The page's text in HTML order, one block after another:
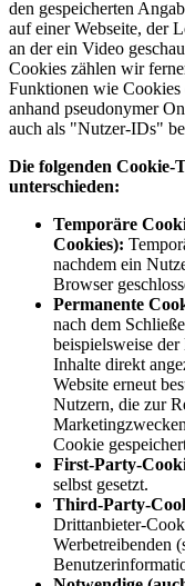
den gespeicherten
auf einer Webseite, der
an der ein Video
Cookies zählen wir
Funktionen wie
anhand pseudonymer
auch als "Nutzer-IDs"
Die folgenden
unterschieden:
Temporäre
Cookies):
nachdem ein
Browser
Permanente
nach dem
beispielsweise
Inhalte direkt
Website erneut
Nutzern, die zur
Cookie
First-Party-
selbst gesetzt.
Third-Party-
Drittanbieter-
Werbetreibenden